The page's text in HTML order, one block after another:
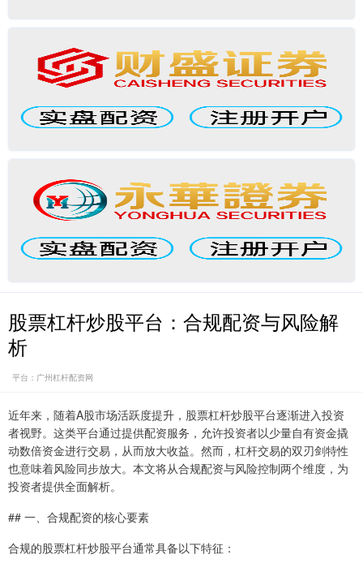
股票杠杆炒股平台：合规配资与风险解
析
平台：广州杠杆配资网
近年来，随着A股市场活跃度提升，股票杠杆炒股平台逐渐进入投资
者视野。这类平台通过提供配资服务，允许投资者以少量自有资金撬
动数倍资金进行交易，从而放大收益。然而，杠杆交易的双刃剑特性
也意味着风险同步放大。本文将从合规配资与风险控制两个维度，为
投资者提供全面解析。
## 一、合规配资的核心要素
合规的股票杠杆炒股平台通常具备以下特征：